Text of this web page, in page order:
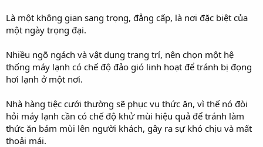
Là một không gian sang trọng, đẳng cấp, là nơi đặc biệt của
một ngày trọng đại.
Nhiều ngõ ngách và vật dụng trang trí, nên chọn một hệ
thống máy lạnh có chế độ đảo gió linh hoạt để tránh bị đọng
hơi lạnh ở một nơi.
Nhà hàng tiệc cưới thường sẽ phục vụ thức ăn, vì thế nó đòi
hỏi máy lạnh cần có chế độ khử mùi hiệu quả để tránh làm
thức ăn bám mùi lên người khách, gây ra sự khó chịu và mất
thoải mái.